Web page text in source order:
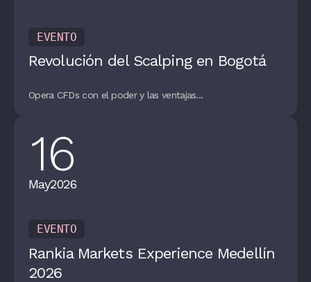
EVENTO
Revolución del Scalping en Bogotá
Opera CFDs con el poder y las ventajas...
16
May2026
EVENTO
Rankia Markets Experience Medellín
2026